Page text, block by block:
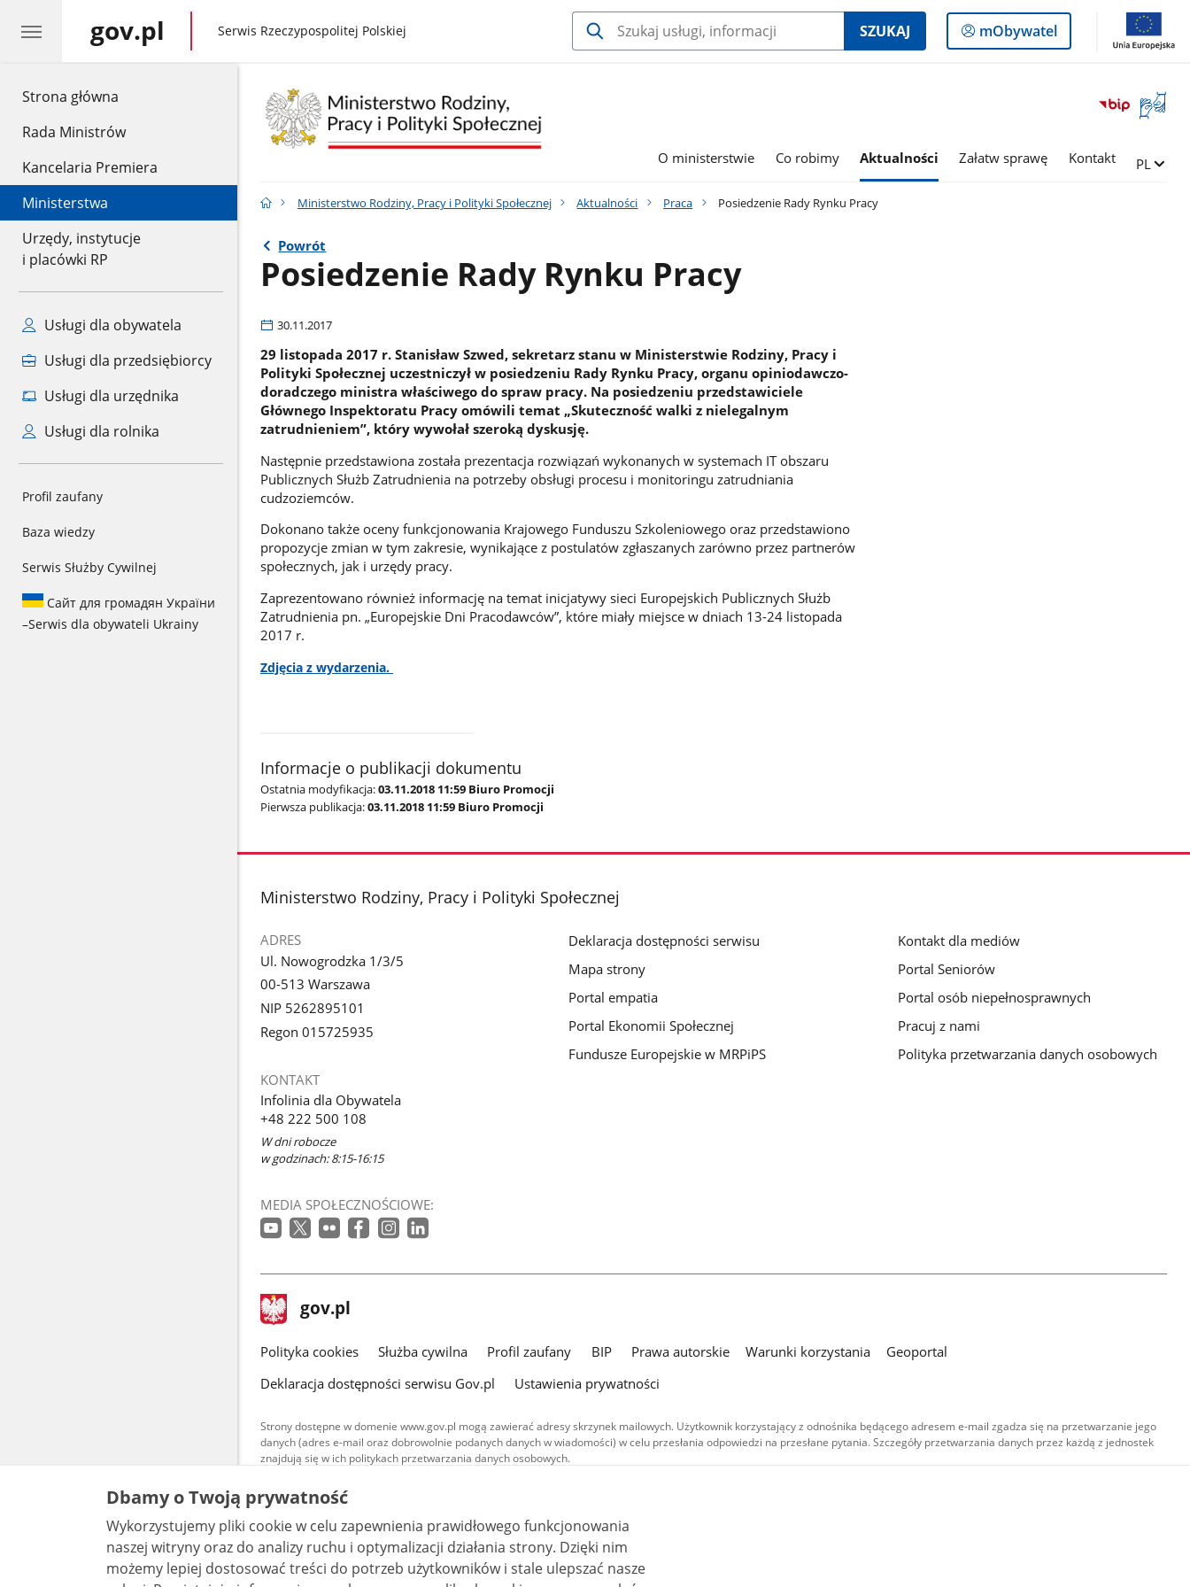
Strona główna
Rada Ministrów
Kancelaria Premiera
Ministerstwa
Urzędy, instytucje
i placówki RP
Usługi dla obywatela
Usługi dla przedsiębiorcy
Usługi dla urzędnika
Usługi dla rolnika
Profil zaufany
Baza wiedzy
Serwis Służby Cywilnej
Сайт для громадян України
–Serwis dla obywateli Ukrainy
gov.pl gov.pl
Serwis Rzeczypospolitej Polskiej SZUKAJ
Logowanie
do
mObywatel
Otwórz
okno
języka
O ministerstwie Co robimy Aktualności Załatw sprawę Kontakt Zmień
PL
Ministerstwo Rodziny, Pracy i Polityki Społecznej Aktualności Praca Posiedzenie Rady Rynku Pracy
Powrót
Posiedzenie Rady Rynku Pracy
30.11.2017
29 listopada 2017 r. Stanisław Szwed, sekretarz stanu w Ministerstwie Rodziny, Pracy i
Polityki Społecznej uczestniczył w posiedzeniu Rady Rynku Pracy, organu opiniodawczo-
doradczego ministra właściwego do spraw pracy. Na posiedzeniu przedstawiciele
Głównego Inspektoratu Pracy omówili temat „Skuteczność walki z nielegalnym
zatrudnieniem”, który wywołał szeroką dyskusję.
Następnie przedstawiona została prezentacja rozwiązań wykonanych w systemach IT obszaru
Publicznych Służb Zatrudnienia na potrzeby obsługi procesu i monitoringu zatrudniania
cudzoziemców.
Dokonano także oceny funkcjonowania Krajowego Funduszu Szkoleniowego oraz przedstawiono
propozycje zmian w tym zakresie, wynikające z postulatów zgłaszanych zarówno przez partnerów
społecznych, jak i urzędy pracy.
Zaprezentowano również informację na temat inicjatywy sieci Europejskich Publicznych Służb
Zatrudnienia pn. „Europejskie Dni Pracodawców”, które miały miejsce w dniach 13-24 listopada
2017 r.
Zdjęcia z wydarzenia.
Informacje o publikacji dokumentu
Ostatnia modyfikacja:03.11.2018 11:59 Biuro Promocji
Pierwsza publikacja:03.11.2018 11:59 Biuro Promocji
stopka
Ministerstwo Rodziny, Pracy i Polityki Społecznej
ADRES
Ul. Nowogrodzka 1/3/5
00-513 Warszawa
NIP 5262895101
Regon 015725935
KONTAKT
Infolinia dla Obywatela
+48 222 500 108
W dni robocze
w godzinach: 8:15-16:15
MEDIA SPOŁECZNOŚCIOWE:
Deklaracja dostępności serwisu
Mapa strony
Portal empatia
Portal Ekonomii Społecznej
Fundusze Europejskie w MRPiPS
Kontakt dla mediów
Portal Seniorów
Portal osób niepełnosprawnych
Pracuj z nami
Polityka przetwarzania danych osobowych
stopka
gov.pl Strona
gov.pl
gov.pl
Polityka cookies Służba cywilna Profil zaufany BIP Prawa autorskie Warunki korzystania
Geoportal
Deklaracja dostępności serwisu Gov.pl
Ustawienia prywatności
Strony dostępne w domenie www.gov.pl mogą zawierać adresy skrzynek mailowych. Użytkownik korzystający z odnośnika będącego adresem e-mail zgadza się na przetwarzanie jego
danych (adres e-mail oraz dobrowolnie podanych danych w wiadomości) w celu przesłania odpowiedzi na przesłane pytania. Szczegóły przetwarzania danych przez każdą z jednostek
znajdują się w ich politykach przetwarzania danych osobowych.
Treści tekstowe publikowane w serwisie (z wyłączeniem treści audiowizualnych), są
udostępniane na licencji typu Creative Commons: uznanie autorstwa - na tych samych
warunkach 4.0 (CC BY-SA 4.0). Materiały audiowizualne, w tym zdjęcia, materiały audio i wideo,
są udostępniane na licencji typu Creative Commons: uznanie autorstwa użycie niekomercyjne -
bez utworów zależnych 4.0 (CC BY-NC-ND 4.0), o ile nie jest to stwierdzone inaczej.
Dbamy o Twoją prywatność
Wykorzystujemy pliki cookie w celu zapewnienia prawidłowego funkcjonowania
naszej witryny oraz do analizy ruchu i optymalizacji działania strony. Dzięki nim
możemy lepiej dostosować treści do potrzeb użytkowników i stale ulepszać nasze